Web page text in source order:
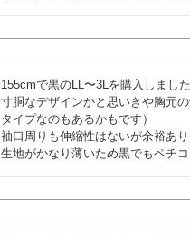
155cmで黒のLL〜3Lを購入しました
寸胴なデザインかと思いきや胸元
タイプなのもあるかもです）
袖口周りも伸縮性はないが余裕あ
生地がかなり薄いため黒でもペチコ